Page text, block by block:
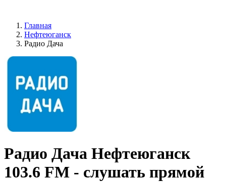
Главная
Нефтеюганск
Радио Дача
Радио Дача Нефтеюганск
103.6 FM - слушать прямой